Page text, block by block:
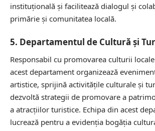
instituțională și facilitează dialogul și
primărie și comunitatea locală.
5. Departamentul de Cultură și
Responsabil cu promovarea culturii
acest departament organizează
artistice, sprijină activitățile culturale și
dezvoltă strategii de promovare a
a atracțiilor turistice. Echipa din acest
lucrează pentru a evidenția bogăția